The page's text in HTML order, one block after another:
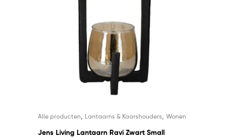
Alle producten, Lantaarns & Kaarshouders, Wonen
Jens Living Lantaarn Ravi Zwart Small